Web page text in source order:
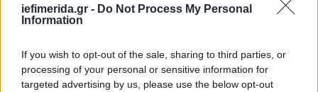
iefimerida.gr - Do Not Process My Personal
Information
If you wish to opt-out of the sale, sharing to third parties, or
processing of your personal or sensitive information for
targeted advertising by us, please use the below opt-out